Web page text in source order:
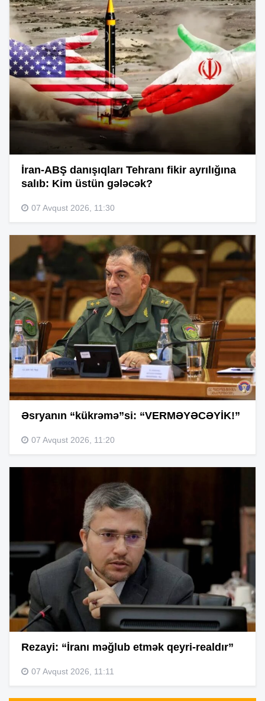
İran-ABŞ danışıqları Tehranı fikir ayrılığına
salıb: Kim üstün gələcək?
07 Avqust 2026, 11:30
Əsryanın “kükrəmə”si: “VERMƏYƏCƏYİK!”
07 Avqust 2026, 11:20
Rezayi: “İranı məğlub etmək qeyri-realdır”
07 Avqust 2026, 11:11